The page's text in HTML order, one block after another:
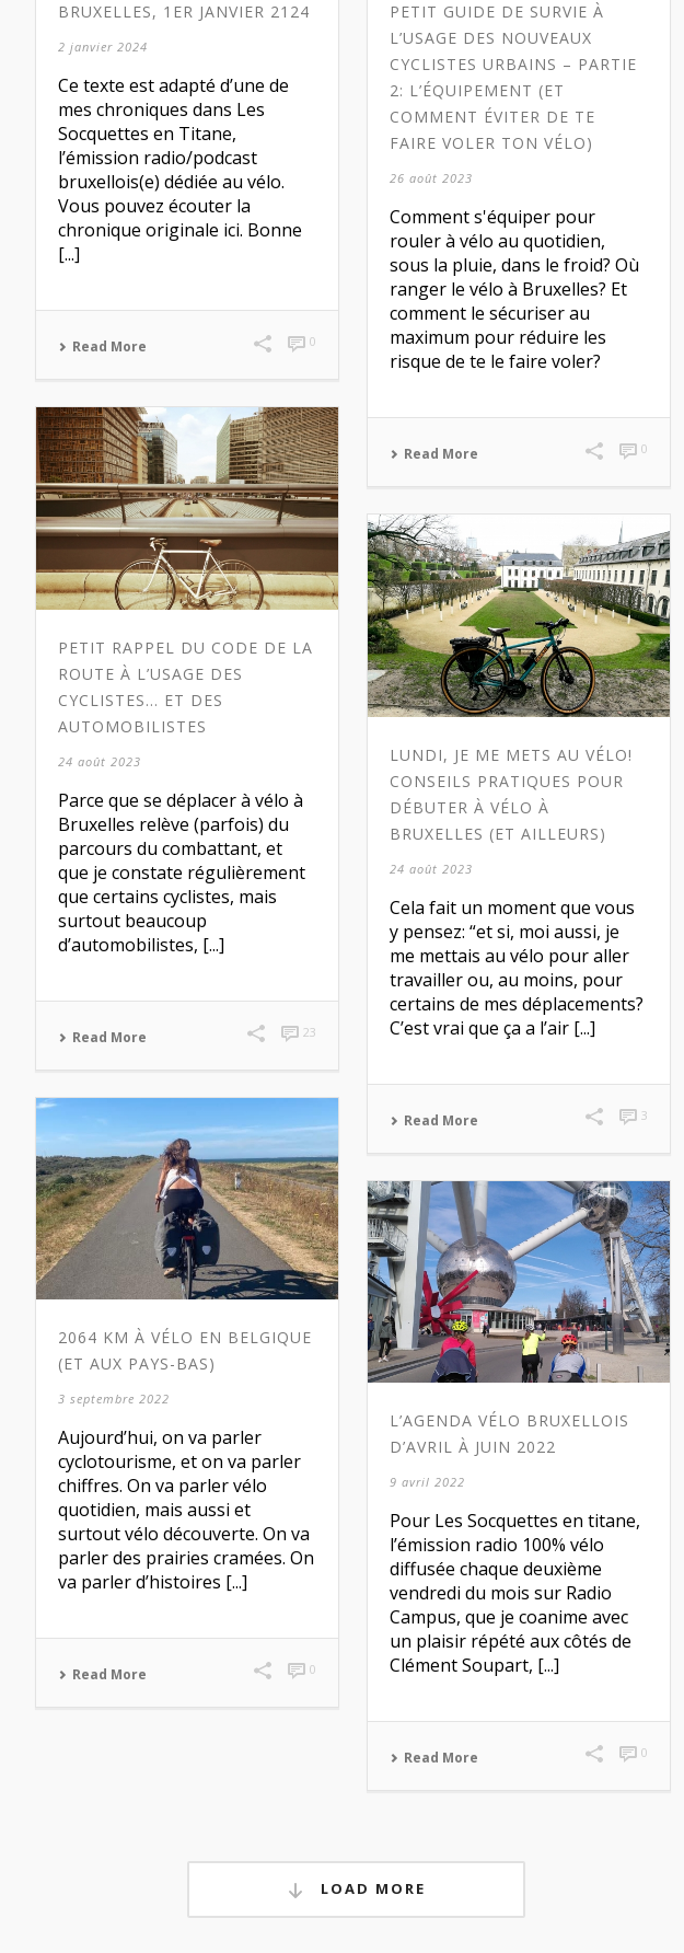
BRUXELLES, 1ER JANVIER 2124
2 janvier 2024
Ce texte est adapté d’une de
mes chroniques dans Les
Socquettes en Titane,
l’émission radio/podcast
bruxellois(e) dédiée au vélo.
Vous pouvez écouter la
chronique originale ici. Bonne
[...]
Read More 0
PETIT GUIDE DE SURVIE À
L’USAGE DES NOUVEAUX
CYCLISTES URBAINS – PARTIE
2: L’ÉQUIPEMENT (ET
COMMENT ÉVITER DE TE
FAIRE VOLER TON VÉLO)
26 août 2023
Comment s'équiper pour
rouler à vélo au quotidien,
sous la pluie, dans le froid? Où
ranger le vélo à Bruxelles? Et
comment le sécuriser au
maximum pour réduire les
risque de te le faire voler?
Read More 0
PETIT RAPPEL DU CODE DE LA
ROUTE À L’USAGE DES
CYCLISTES… ET DES
AUTOMOBILISTES
24 août 2023
Parce que se déplacer à vélo à
Bruxelles relève (parfois) du
parcours du combattant, et
que je constate régulièrement
que certains cyclistes, mais
surtout beaucoup
d’automobilistes, [...]
Read More 23
LUNDI, JE ME METS AU VÉLO!
CONSEILS PRATIQUES POUR
DÉBUTER À VÉLO À
BRUXELLES (ET AILLEURS)
24 août 2023
Cela fait un moment que vous
y pensez: “et si, moi aussi, je
me mettais au vélo pour aller
travailler ou, au moins, pour
certains de mes déplacements?
C’est vrai que ça a l’air [...]
Read More 3
2064 KM À VÉLO EN BELGIQUE
(ET AUX PAYS-BAS)
3 septembre 2022
Aujourd’hui, on va parler
cyclotourisme, et on va parler
chiffres. On va parler vélo
quotidien, mais aussi et
surtout vélo découverte. On va
parler des prairies cramées. On
va parler d’histoires [...]
Read More 0
L’AGENDA VÉLO BRUXELLOIS
D’AVRIL À JUIN 2022
9 avril 2022
Pour Les Socquettes en titane,
l’émission radio 100% vélo
diffusée chaque deuxième
vendredi du mois sur Radio
Campus, que je coanime avec
un plaisir répété aux côtés de
Clément Soupart, [...]
Read More 0
LOAD MORE